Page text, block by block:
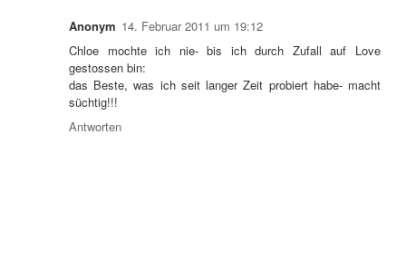
Anonym 14. Februar 2011 um 19:12
Chloe mochte ich nie- bis ich durch Zufall auf Love
gestossen bin:
das Beste, was ich seit langer Zeit probiert habe- macht
süchtig!!!
Antworten